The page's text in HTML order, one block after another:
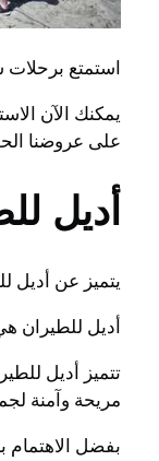
استمتع
يمكنك الآن
على عروضنا
أديل
يتميز عن أديل
أديل للطيران
تتميز أديل
مريحة وآمنة
بفضل الاهتمام